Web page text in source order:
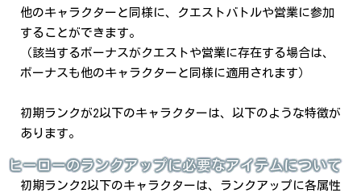
他のキャラクターと同様に、クエストバトルや営業に参加
することができます。
（該当するボーナスがクエストや営業に存在する場合は、
ボーナスも他のキャラクターと同様に適用されます）
初期ランクが2以下のキャラクターは、以下のような特徴が
あります。
ヒーローのランクアップに必要なアイテムについて
初期ランク2以下のキャラクターは、ランクアップに各属性